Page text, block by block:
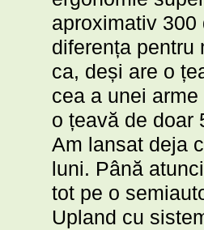
aproximativ
diferența pentru
ca, deși are o
cea a unei
o țeavă de doar
​Am lansat deja
luni. Până
tot pe o
Upland cu